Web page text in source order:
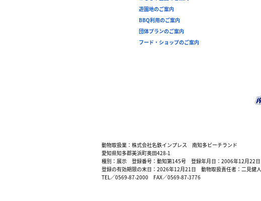
遊園地のご案内
BBQ利用のご案内
団体プランのご案内
フード・ショップのご案内
動物取扱業：株式会社名鉄インプレス 南知多ビーチランド
愛知県知多郡美浜町奥田428-1
種別：展示 登録番号：動知第145号 登録年月日：2006年12月22日
登録の有効期限の末日：2026年12月21日 動物取扱責任者：二見健人
TEL／0569-87-2000 FAX／0569-87-3776